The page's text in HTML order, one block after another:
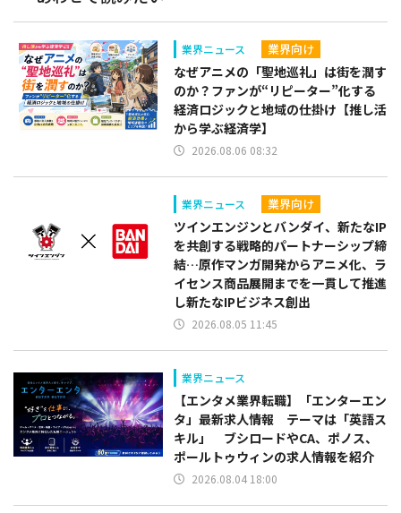
業界ニュース 業界向け
なぜアニメの「聖地巡礼」は街を潤す
のか？ファンが“リピーター”化する
経済ロジックと地域の仕掛け【推し活
から学ぶ経済学】
2026.08.06 08:32
業界ニュース 業界向け
ツインエンジンとバンダイ、新たなIP
を共創する戦略的パートナーシップ締
結…原作マンガ開発からアニメ化、ラ
イセンス商品展開までを一貫して推進
し新たなIPビジネス創出
2026.08.05 11:45
業界ニュース
【エンタメ業界転職】「エンターエン
タ」最新求人情報 テーマは「英語ス
キル」 ブシロードやCA、ポノス、
ポールトゥウィンの求人情報を紹介
2026.08.04 18:00